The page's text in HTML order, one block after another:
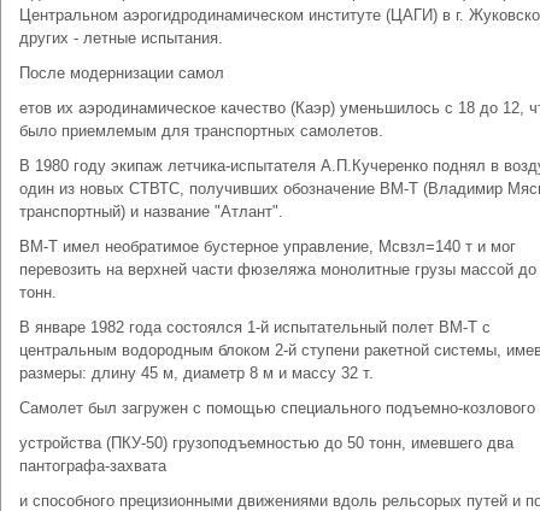
Центральном аэрогидродинамическом институте (ЦАГИ) в г.
других - летные испытания.
После модернизации самол
етов их аэродинамическое качество (Каэр) уменьшилось с 18 до 12,
было приемлемым для транспортных самолетов.
В 1980 году экипаж летчика-испытателя А.П.Кучеренко поднял в
один из новых СТВТС, получивших обозначение ВМ-Т (Владимир
транспортный) и название "Атлант".
ВМ-Т имел необратимое бустерное управление, Мсвзл=140 т и мог
перевозить на верхней части фюзеляжа монолитные грузы массой до
тонн.
В январе 1982 года состоялся 1-й испытательный полет ВМ-Т с
центральным водородным блоком 2-й ступени ракетной системы,
размеры: длину 45 м, диаметр 8 м и массу 32 т.
Самолет был загружен с помощью специального подъемно-козлового
устройства (ПКУ-50) грузоподъемностью до 50 тонн, имевшего два
пантографа-захвата
и способного прецизионными движениями вдоль рельсорых путей и